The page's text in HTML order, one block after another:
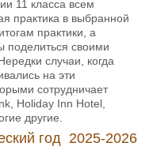
11 класса всем
практика в выбранной
практики, а
поделиться своими
случаи, когда
на эти
сотрудничает
Holiday Inn Hotel,
другие.
год 2025-2026